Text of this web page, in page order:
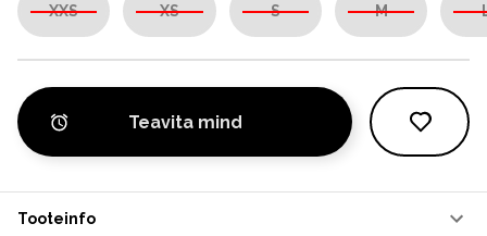
XXS XS S M
Teavita mind
Tooteinfo